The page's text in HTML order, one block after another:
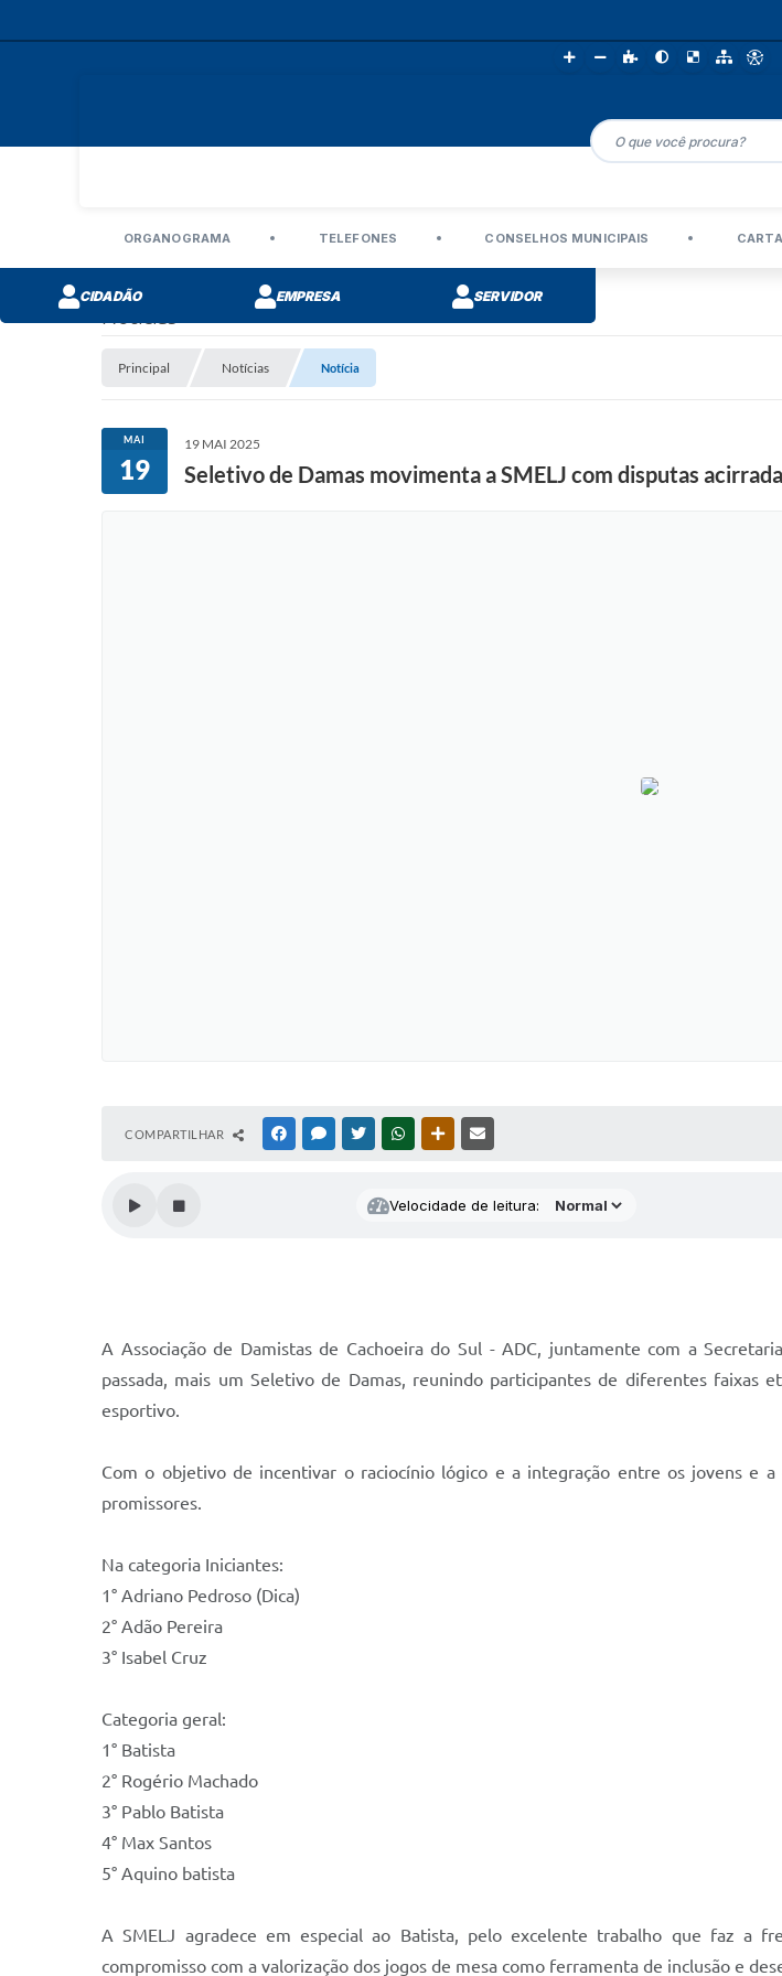
ORGANOGRAMA TELEFONES CONSELHOS MUNICIPAIS
CIDADÃO EMPRESA SERVIDOR
Principal Notícias Notícia
MAI
19
19 MAI 2025
Seletivo de Damas movimenta a SMELJ com disputas
COMPARTILHAR FACEBOOKMESSENGER
TWITTERWHATSAPPOUTRAS MÍDIAS
Velocidade de leitura:
A Associação de Damistas de Cachoeira do Sul - ADC, juntamente com a
passada, mais um Seletivo de Damas, reunindo participantes de diferentes faixas
esportivo.
Com o objetivo de incentivar o raciocínio lógico e a integração entre os jovens e
promissores.
Na categoria Iniciantes:
1° Adriano Pedroso (Dica)
2° Adão Pereira
3° Isabel Cruz
Categoria geral:
1° Batista
2° Rogério Machado
3° Pablo Batista
4° Max Santos
5° Aquino batista
A SMELJ agradece em especial ao Batista, pelo excelente trabalho que faz a
compromisso com a valorização dos jogos de mesa como ferramenta de inclusão e